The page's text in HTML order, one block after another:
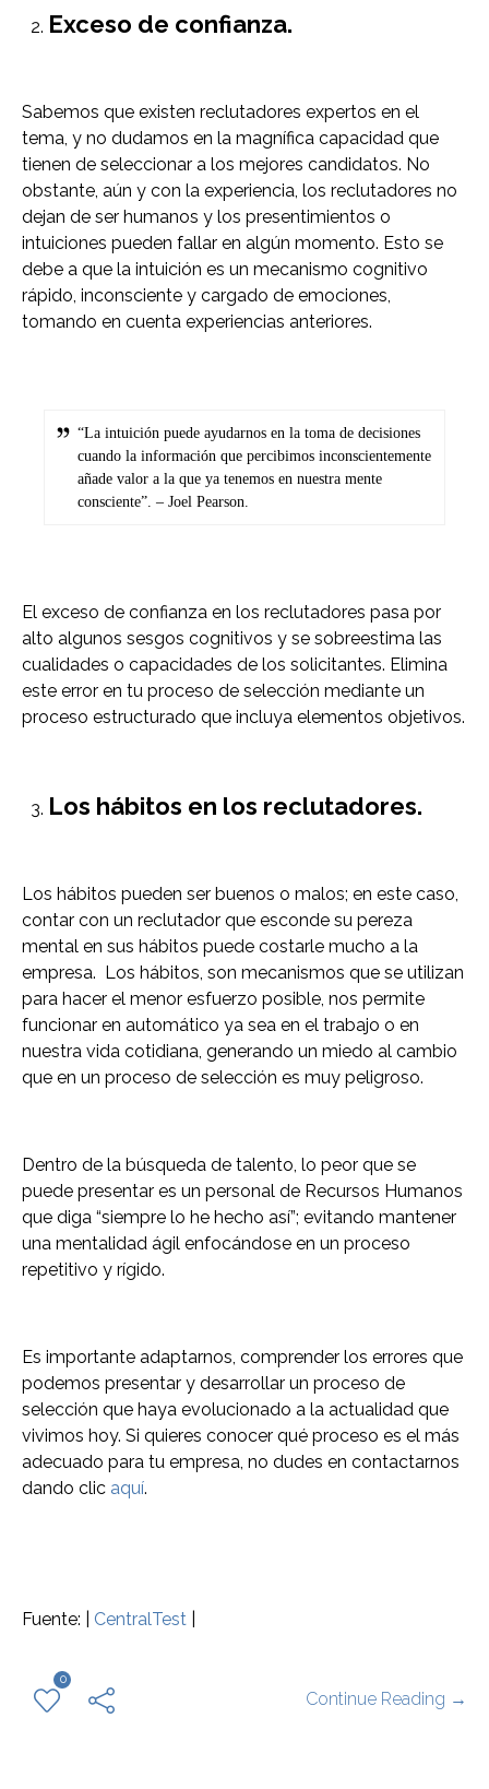
Exceso de confianza.
Sabemos que existen reclutadores expertos en el
tema, y no dudamos en la magnífica capacidad que
tienen de seleccionar a los mejores candidatos. No
obstante, aún y con la experiencia, los reclutadores no
dejan de ser humanos y los presentimientos o
intuiciones pueden fallar en algún momento. Esto se
debe a que la intuición es un mecanismo cognitivo
rápido, inconsciente y cargado de emociones,
tomando en cuenta experiencias anteriores.
“La intuición puede ayudarnos en la toma de decisiones
cuando la información que percibimos inconscientemente
añade valor a la que ya tenemos en nuestra mente
consciente”. – Joel Pearson.
El exceso de confianza en los reclutadores pasa por
alto algunos sesgos cognitivos y se sobreestima las
cualidades o capacidades de los solicitantes. Elimina
este error en tu proceso de selección mediante un
proceso estructurado que incluya elementos objetivos.
Los hábitos en los reclutadores.
Los hábitos pueden ser buenos o malos; en este caso,
contar con un reclutador que esconde su pereza
mental en sus hábitos puede costarle mucho a la
empresa. Los hábitos, son mecanismos que se utilizan
para hacer el menor esfuerzo posible, nos permite
funcionar en automático ya sea en el trabajo o en
nuestra vida cotidiana, generando un miedo al cambio
que en un proceso de selección es muy peligroso.
Dentro de la búsqueda de talento, lo peor que se
puede presentar es un personal de Recursos Humanos
que diga “siempre lo he hecho así”; evitando mantener
una mentalidad ágil enfocándose en un proceso
repetitivo y rígido.
Es importante adaptarnos, comprender los errores que
podemos presentar y desarrollar un proceso de
selección que haya evolucionado a la actualidad que
vivimos hoy. Si quieres conocer qué proceso es el más
adecuado para tu empresa, no dudes en contactarnos
dando clic aquí.
Fuente: | CentralTest
0
Continue Reading →